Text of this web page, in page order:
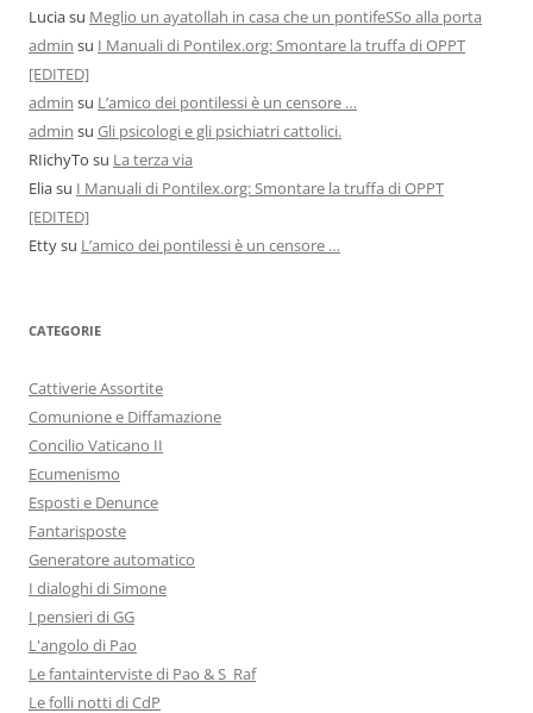
Luciasu Meglio un ayatollah in casa che un pontifeSSo alla porta
admin su I Manuali di Pontilex.org: Smontare la truffa di OPPT
[EDITED]
admin su L’amico dei pontilessi è un censore …
admin su Gli psicologi e gli psichiatri cattolici.
RIichyTo su La terza via
Eliasu I Manuali di Pontilex.org: Smontare la truffa di OPPT
[EDITED]
Ettysu L’amico dei pontilessi è un censore …
CATEGORIE
Cattiverie Assortite
Comunione e Diffamazione
Concilio Vaticano II
Ecumenismo
Esposti e Denunce
Fantarisposte
Generatore automatico
I dialoghi di Simone
I pensieri di GG
L'angolo di Pao
Le fantainterviste di Pao & S_Raf
Le folli notti di CdP